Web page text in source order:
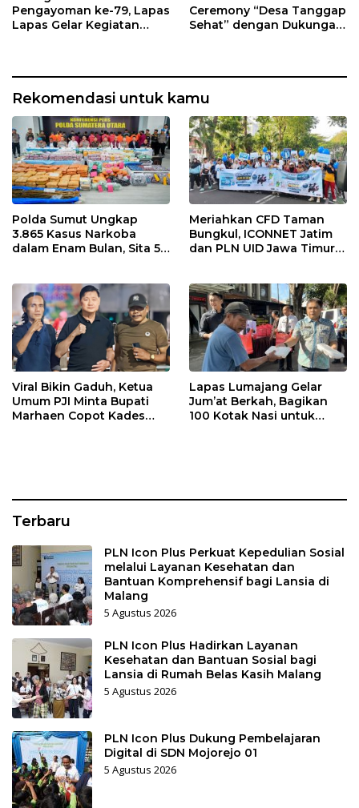
Pengayoman ke-79, Lapas
Lapas Gelar Kegiatan
Ceremony “Desa Tanggap
Sehat” dengan Dukungan
Rekomendasi untuk kamu
Polda Sumut Ungkap
3.865 Kasus Narkoba
dalam Enam Bulan, Sita 5,3
Meriahkan CFD Taman
Bungkul, ICONNET Jatim
dan PLN UID Jawa Timur
Tambah Daya Listrik 50
Persen
Viral Bikin Gaduh, Ketua
Umum PJI Minta Bupati
Marhaen Copot Kades
Lapas Lumajang Gelar
Jum’at Berkah, Bagikan
100 Kotak Nasi untuk
Terbaru
PLN Icon Plus Perkuat Kepedulian Sosial
melalui Layanan Kesehatan dan
Bantuan Komprehensif bagi Lansia di
Malang
5 Agustus 2026
PLN Icon Plus Hadirkan Layanan
Kesehatan dan Bantuan Sosial bagi
Lansia di Rumah Belas Kasih Malang
5 Agustus 2026
PLN Icon Plus Dukung Pembelajaran
Digital di SDN Mojorejo 01
5 Agustus 2026